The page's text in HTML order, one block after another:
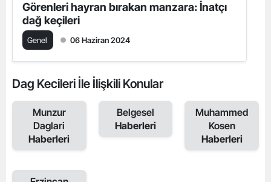
Görenleri hayran bırakan manzara: İnatçı
dağ keçileri
Genel 06 Haziran 2024
Dag Kecileri İle İlişkili Konular
Munzur
Daglari
Haberleri
Belgesel
Haberleri
Muhammed
Kosen
Haberleri